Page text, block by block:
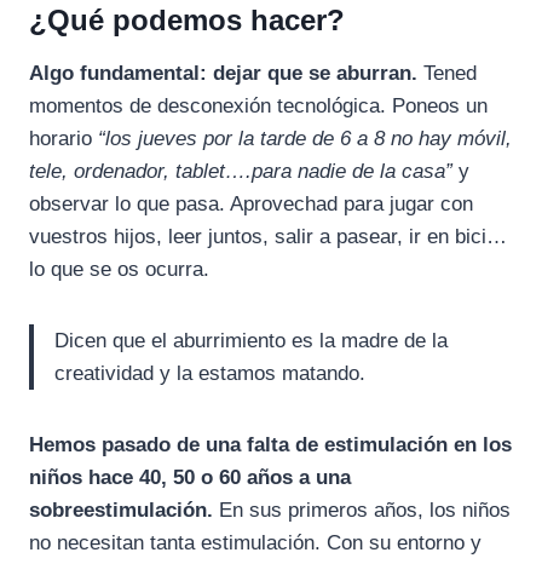
¿Qué podemos hacer?
Algo fundamental: dejar que se aburran. Tened
momentos de desconexión tecnológica. Poneos un
horario “los jueves por la tarde de 6 a 8 no hay móvil,
tele, ordenador, tablet….para nadie de la casa”y
observar lo que pasa. Aprovechad para jugar con
vuestros hijos, leer juntos, salir a pasear, ir en bici…
lo que se os ocurra.
Dicen que el aburrimiento es la madre de la
creatividad y la estamos matando.
Hemos pasado de una falta de estimulación en los
niños hace 40, 50 o 60 años a una
sobreestimulación. En sus primeros años, los niños
no necesitan tanta estimulación. Con su entorno y